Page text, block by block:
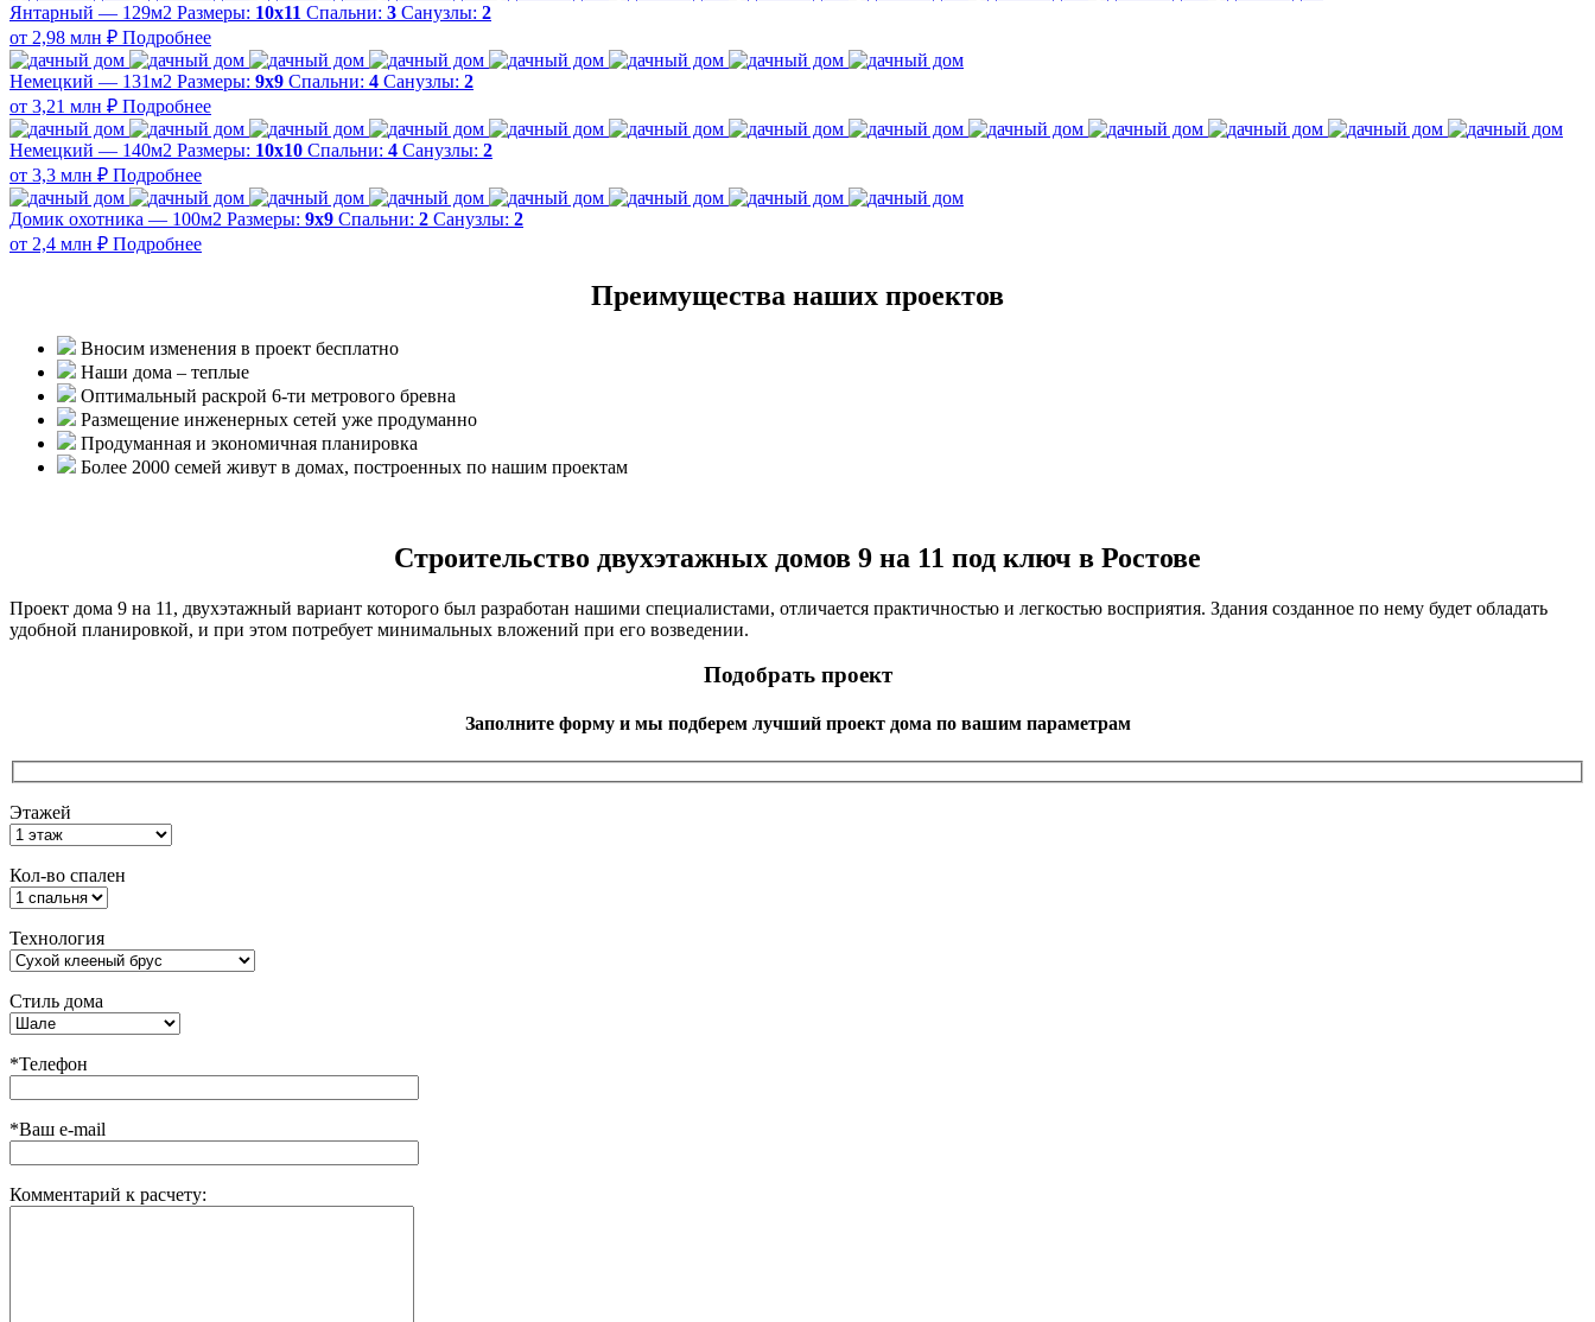
Янтарный — 129м2 Размеры: 10х11 Спальни: 3 Санузлы: 2
от 2,98 млн ₽ Подробнее
Немецкий — 131м2 Размеры: 9х9 Спальни: 4 Санузлы: 2
от 3,21 млн ₽ Подробнее
Немецкий — 140м2 Размеры: 10х10 Спальни: 4 Санузлы: 2
от 3,3 млн ₽ Подробнее
Домик охотника — 100м2 Размеры: 9х9 Спальни: 2 Санузлы: 2
от 2,4 млн ₽ Подробнее
Преимущества наших проектов
Вносим изменения в проект бесплатно
Наши дома – теплые
Оптимальный раскрой 6-ти метрового бревна
Размещение инженерных сетей уже продуманно
Продуманная и экономичная планировка
Более 2000 семей живут в домах, построенных по нашим проектам
Строительство двухэтажных домов 9 на 11 под ключ в Ростове
Проект дома 9 на 11, двухэтажный вариант которого был разработан нашими специалистами, отличается практичностью и легкостью восприятия. Здания созданное по нему будет обладать
удобной планировкой, и при этом потребует минимальных вложений при его возведении.
Подобрать проект
Заполните форму и мы подберем лучший проект дома по вашим параметрам
Этажей
Кол-во спален
Технология
Стиль дома
*Телефон
*Ваш e-mail
Комментарий к расчету: